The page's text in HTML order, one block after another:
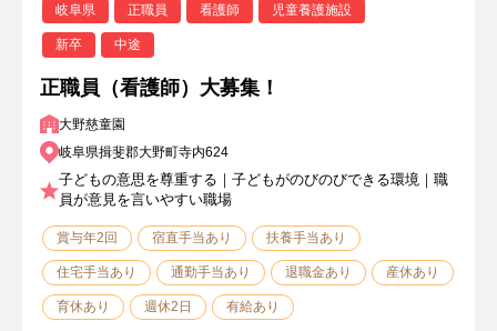
岐阜県 正職員 看護師 児童養護施設
新卒 中途
正職員（看護師）大募集！
大野慈童園
岐阜県揖斐郡大野町寺内624
子どもの意思を尊重する｜子どもがのびのびできる環境｜職
員が意見を言いやすい職場
賞与年2回 宿直手当あり 扶養手当あり
住宅手当あり 通勤手当あり 退職金あり 産休あり
育休あり 週休2日 有給あり